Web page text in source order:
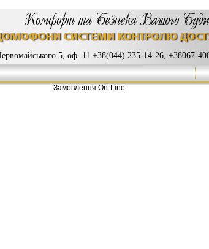
5, оф. 11 +38(044) 235-14-26, +38067-
Замовлення On-Line